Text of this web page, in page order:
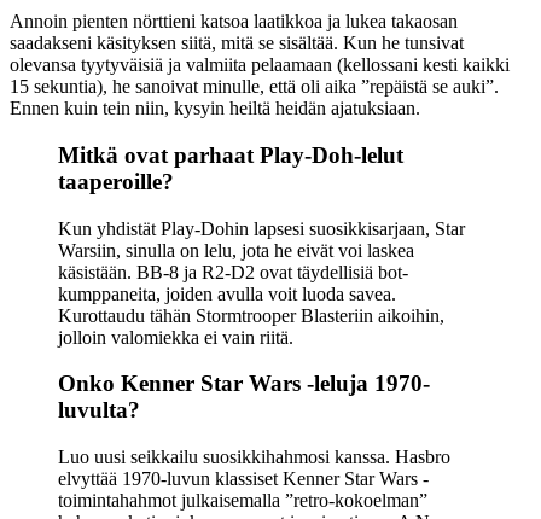
Annoin pienten nörttieni katsoa laatikkoa ja lukea takaosan
saadakseni käsityksen siitä, mitä se sisältää. Kun he tunsivat
olevansa tyytyväisiä ja valmiita pelaamaan (kellossani kesti kaikki
15 sekuntia), he sanoivat minulle, että oli aika ”repäistä se auki”.
Ennen kuin tein niin, kysyin heiltä heidän ajatuksiaan.
Mitkä ovat parhaat Play-Doh-lelut
taaperoille?
Kun yhdistät Play-Dohin lapsesi suosikkisarjaan, Star
Warsiin, sinulla on lelu, jota he eivät voi laskea
käsistään. BB-8 ja R2-D2 ovat täydellisiä bot-
kumppaneita, joiden avulla voit luoda savea.
Kurottaudu tähän Stormtrooper Blasteriin aikoihin,
jolloin valomiekka ei vain riitä.
Onko Kenner Star Wars -leluja 1970-
luvulta?
Luo uusi seikkailu suosikkihahmosi kanssa. Hasbro
elvyttää 1970-luvun klassiset Kenner Star Wars -
toimintahahmot julkaisemalla ”retro-kokoelman”